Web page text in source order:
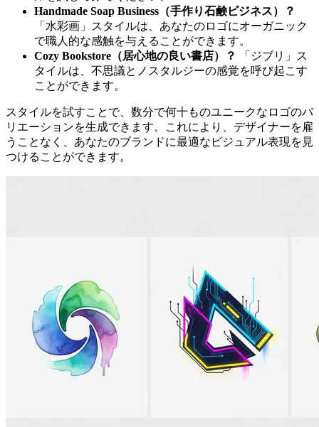
Handmade Soap Business（手作り石鹸ビジネス）？
「水彩画」スタイルは、あなたのロゴにオーガニック
で職人的な感触を与えることができます。
Cozy Bookstore（居心地の良い書店）？
「ジブリ」ス
タイルは、不思議とノスタルジーの感覚を呼び起こす
ことができます。
スタイルを試すことで、数分で何十ものユニークなロゴのバ
リエーションを生成できます。これにより、デザイナーを雇
うことなく、あなたのブランドに最適なビジュアル表現を見
つけることができます。